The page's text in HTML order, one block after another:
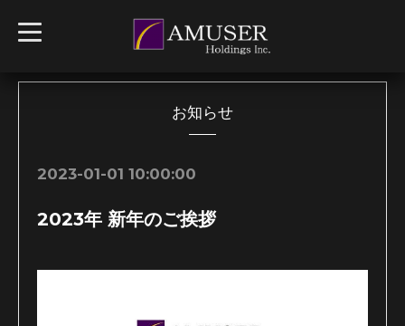
t
o
l
お知らせ
2023-01-01 10:00:00
2023年 新年のご挨拶